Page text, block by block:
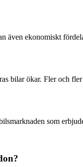
även ekonomiskt
bilar ökar. Fler och
som